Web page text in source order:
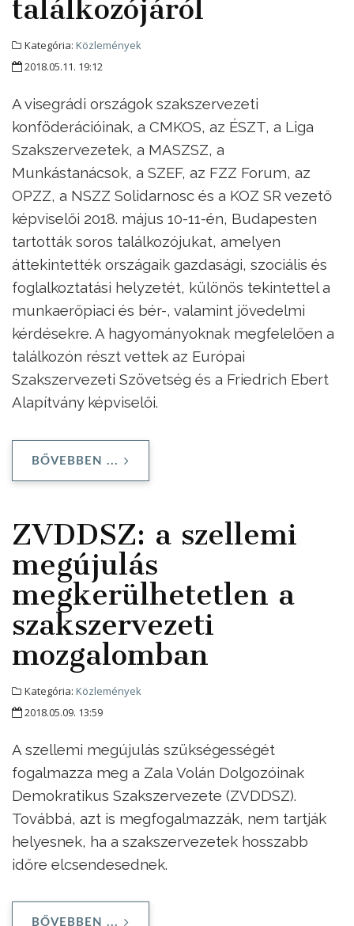
találkozójáról
Kategória: Közlemények
2018.05.11. 19:12
A visegrádi országok szakszervezeti
konföderációinak, a CMKOS, az ÉSZT, a Liga
Szakszervezetek, a MASZSZ, a
Munkástanácsok, a SZEF, az FZZ Forum, az
OPZZ, a NSZZ Solidarnosc és a KOZ SR vezető
képviselői 2018. május 10-11-én, Budapesten
tartották soros találkozójukat, amelyen
áttekintették országaik gazdasági, szociális és
foglalkoztatási helyzetét, különös tekintettel a
munkaerőpiaci és bér-, valamint jövedelmi
kérdésekre. A hagyományoknak megfelelően a
találkozón részt vettek az Európai
Szakszervezeti Szövetség és a Friedrich Ebert
Alapítvány képviselői.
BŐVEBBEN ...
ZVDDSZ: a szellemi
megújulás
megkerülhetetlen a
szakszervezeti
mozgalomban
Kategória: Közlemények
2018.05.09. 13:59
A szellemi megújulás szükségességét
fogalmazza meg a Zala Volán Dolgozóinak
Demokratikus Szakszervezete (ZVDDSZ).
Továbbá, azt is megfogalmazzák, nem tartják
helyesnek, ha a szakszervezetek hosszabb
időre elcsendesednek.
BŐVEBBEN ...